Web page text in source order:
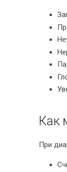
Как
При